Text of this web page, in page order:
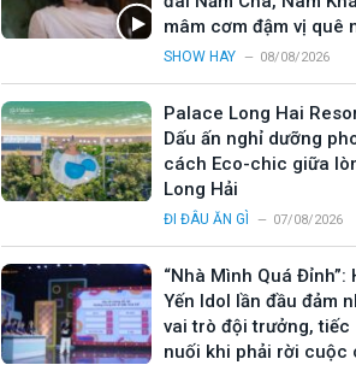
mâm cơm đậm vị quê
SHOW HAY 08/08/2026
Palace Long Hai
Dấu ấn nghỉ dưỡng
cách Eco-chic giữa
Long Hải
ĐI ĐÂU ĂN GÌ 07/08/2026
“Nhà Mình Quá Đỉnh”:
Yến Idol lần đầu đảm
vai trò đội trưởng, tiếc
nuối khi phải rời cuộc